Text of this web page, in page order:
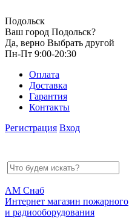
Подольск
Ваш город Подольск?
Да, верно Выбрать другой
Пн-Пт 9:00-20:30
Оплата
Доставка
Гарантия
Контакты
Регистрация Вход
АМ Снаб
Интернет магазин пожарного
и радиооборудования